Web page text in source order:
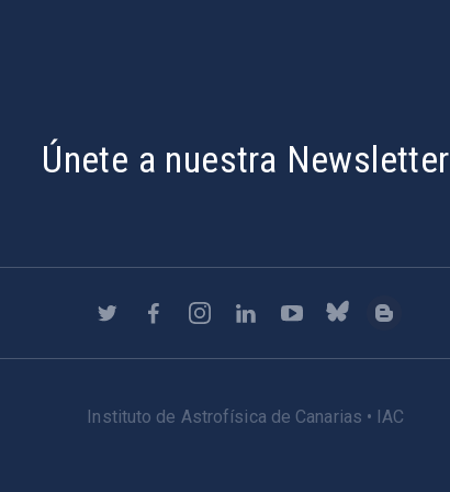
Únete a nuestra Newsletter
Instituto de Astrofísica de Canarias • IAC